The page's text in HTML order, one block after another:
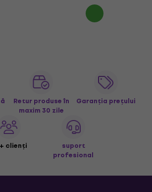
Retur produse în
maxim 30 zile
Garanția prețului
clienți
suport
profesional